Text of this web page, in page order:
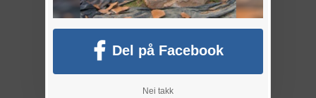
Del på Facebook
Nei takk